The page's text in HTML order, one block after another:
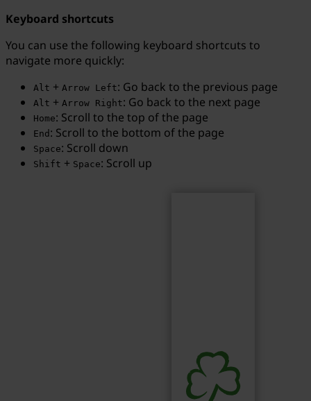
Keyboard shortcuts
You can use the following keyboard shortcuts to
navigate more quickly:
Alt + Arrow Left: Go back to the previous page
Alt + Arrow Right: Go back to the next page
Home: Scroll to the top of the page
End : Scroll to the bottom of the page
Space: Scroll down
Shift + Space: Scroll up
Search term...